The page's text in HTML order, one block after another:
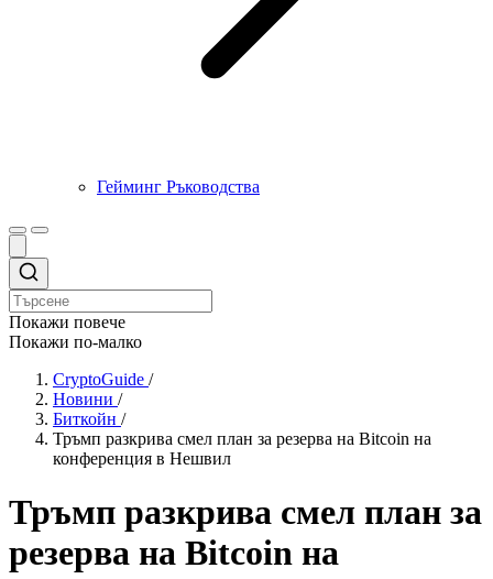
Гейминг Ръководства
Покажи повече
Покажи по-малко
CryptoGuide /
Новини /
Биткойн /
Тръмп разкрива смел план за резерва на Bitcoin на
конференция в Нешвил
Тръмп разкрива смел план за
резерва на Bitcoin на